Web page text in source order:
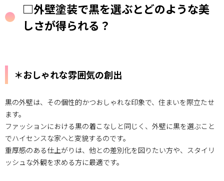
選ぶ
さが
得ら
る？
＊おし
ゃれな
雰囲気
の創出
□外壁塗装で黒を選ぶとどのような美
しさが得られる？
＊おしゃれな雰囲気の創出
黒の外壁は、その個性的かつおしゃれな印象で、住まいを際立たせ
ます。
ファッションにおける黒の着こなしと同じく、外壁に黒を選ぶこと
でハイセンスな家へと変貌するのです。
重厚感のある仕上がりは、他との差別化を図りたい方や、スタイリ
ッシュな外観を求める方に最適です。